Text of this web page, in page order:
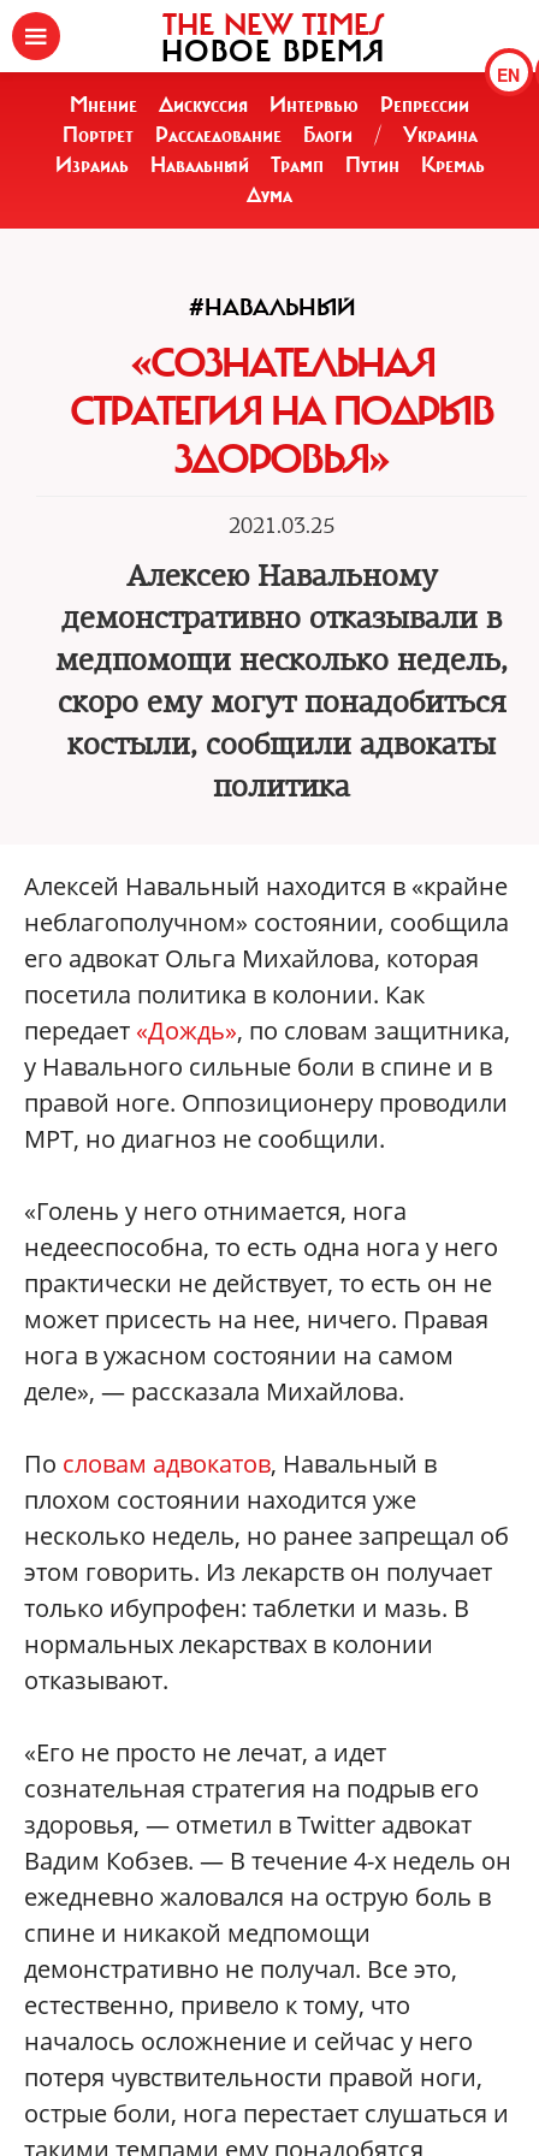
EN
THE NEW TIMES
НОВОЕ ВРЕМЯ
Мнение Дискуссия Интервью
Репрессии
Портрет
Расследование Блоги /
Украина
Израиль
Навальный Трамп Путин
Кремль
Дума
#НАВАЛЬНЫЙ
«СОЗНАТЕЛЬНАЯ
СТРАТЕГИЯ НА ПОДРЫВ
ЗДОРОВЬЯ»
2021.03.25
Алексею Навальному
демонстративно отказывали в
медпомощи несколько недель,
скоро ему могут понадобиться
костыли, сообщили адвокаты
политика
Алексей Навальный находится в «крайне
неблагополучном» состоянии, сообщила
его адвокат Ольга Михайлова, которая
посетила политика в колонии. Как
передает «Дождь», по словам защитника,
у Навального сильные боли в спине и в
правой ноге. Оппозиционеру проводили
МРТ, но диагноз не сообщили.
«Голень у него отнимается, нога
недееспособна, то есть одна нога у него
практически не действует, то есть он не
может присесть на нее, ничего. Правая
нога в ужасном состоянии на самом
деле», — рассказала Михайлова.
По словам адвокатов, Навальный в
плохом состоянии находится уже
несколько недель, но ранее запрещал об
этом говорить. Из лекарств он получает
только ибупрофен: таблетки и мазь. В
нормальных лекарствах в колонии
отказывают.
«Его не просто не лечат, а идет
сознательная стратегия на подрыв его
здоровья, — отметил в Twitter адвокат
Вадим Кобзев. — В течение 4-х недель он
ежедневно жаловался на острую боль в
спине и никакой медпомощи
демонстративно не получал. Все это,
естественно, привело к тому, что
началось осложнение и сейчас у него
потеря чувствительности правой ноги,
острые боли, нога перестает слушаться и
такими темпами ему понадобятся